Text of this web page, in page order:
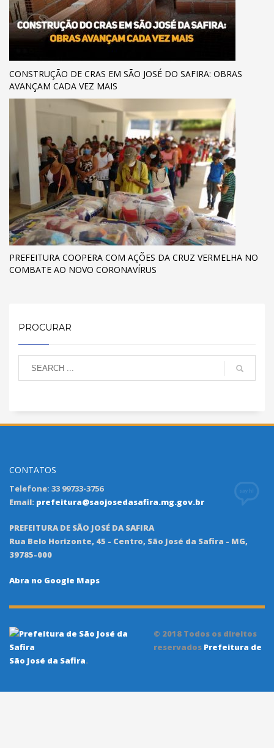
CONSTRUÇÃO DE CRAS EM SÃO JOSÉ DO SAFIRA: OBRAS
AVANÇAM CADA VEZ MAIS
PREFEITURA COOPERA COM AÇÕES DA CRUZ VERMELHA NO
COMBATE AO NOVO CORONAVÍRUS
PROCURAR
CONTATOS
Telefone: 33 99733-3756
Email: prefeitura@saojosedasafira.mg.gov.br
PREFEITURA DE SÃO JOSÉ DA SAFIRA
Rua Belo Horizonte, 45 - Centro, São José da Safira - MG,
39785-000
Abra no Google Maps
© 2018 Todos os direitos
reservados Prefeitura de
São José da Safira.